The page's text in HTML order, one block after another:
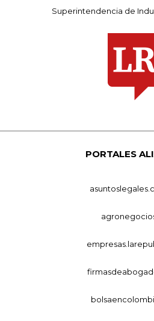
Superintendencia de
PORTALES